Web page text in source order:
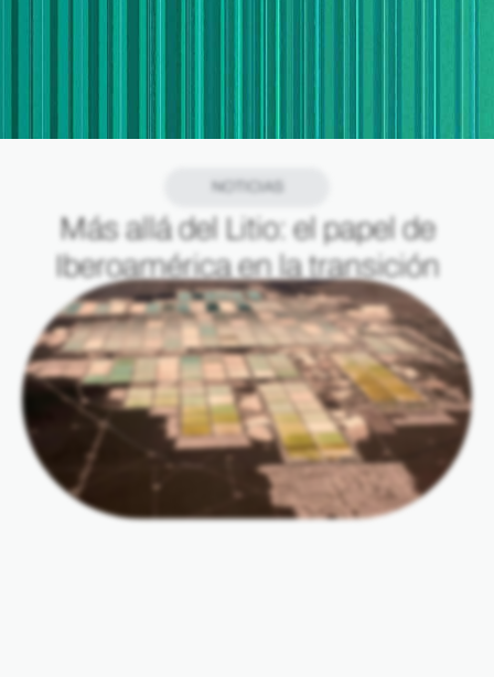
NOTICIAS
Más allá del Litio: el papel de
Iberoamérica en la transición
verde global